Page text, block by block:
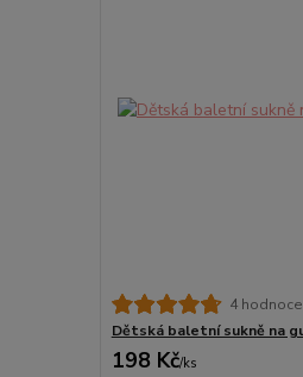
4
Dětská baletní sukně na
198 Kč/ks